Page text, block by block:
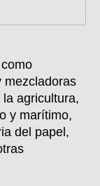
mezcladoras
agricultura,
y marítimo,
del papel,